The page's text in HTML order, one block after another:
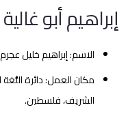
إبراهيم أبو غالية
الاسم: إبراهيم خليل عجرم
مكان العمل: دائرة
الشريف، فلسطين.